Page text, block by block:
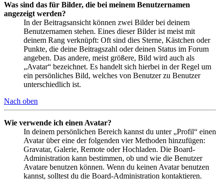
Was sind das für Bilder, die bei meinem Benutzernamen
angezeigt werden?
In der Beitragsansicht können zwei Bilder bei deinem
Benutzernamen stehen. Eines dieser Bilder ist meist mit
deinem Rang verknüpft: Oft sind dies Sterne, Kästchen oder
Punkte, die deine Beitragszahl oder deinen Status im Forum
angeben. Das andere, meist größere, Bild wird auch als
„Avatar“ bezeichnet. Es handelt sich hierbei in der Regel um
ein persönliches Bild, welches von Benutzer zu Benutzer
unterschiedlich ist.
Nach oben
Wie verwende ich einen Avatar?
In deinem persönlichen Bereich kannst du unter „Profil“ einen
Avatar über eine der folgenden vier Methoden hinzufügen:
Gravatar, Galerie, Remote oder Hochladen. Die Board-
Administration kann bestimmen, ob und wie die Benutzer
Avatare benutzen können. Wenn du keinen Avatar benutzen
kannst, solltest du die Board-Administration kontaktieren.